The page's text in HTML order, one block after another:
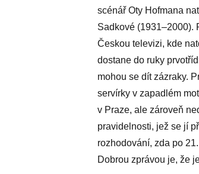
scénář Oty Hofmana
Sadkové (1931–2000).
Českou televizi, kde
dostane do ruky
mohou se dít zázraky.
servírky v zapadlém
v Praze, ale zároveň
pravidelnosti, jež se jí
rozhodování, zda po
Dobrou zprávou je, že